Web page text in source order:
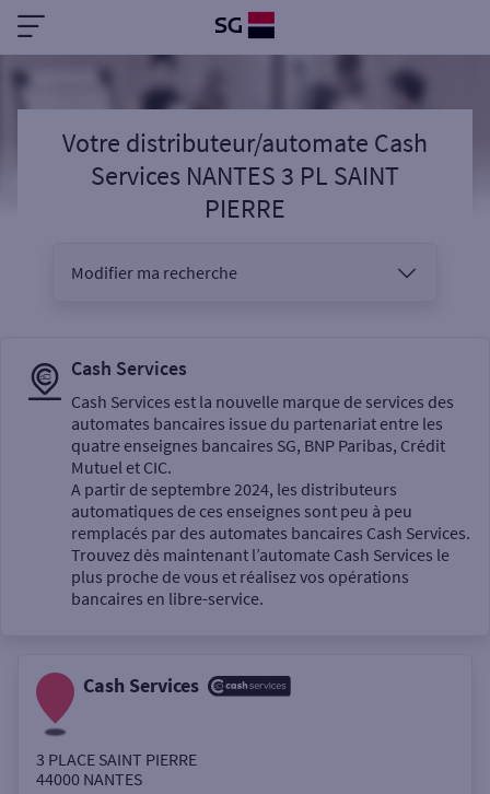
Votre distributeur/automate Cash
Services NANTES 3 PL SAINT
PIERRE
Modifier ma recherche
Sélectionnez votre recherche
Un service
Autour de moi
Cash Services
Cash Services est la nouvelle marque de services des
automates bancaires issue du partenariat entre les
quatre enseignes bancaires SG, BNP Paribas, Crédit
Mutuel et CIC.
A partir de septembre 2024, les distributeurs
automatiques de ces enseignes sont peu à peu
remplacés par des automates bancaires Cash Services.
Trouvez dès maintenant l’automate Cash Services le
plus proche de vous et réalisez vos opérations
bancaires en libre-service.
Cash Services
3 PLACE SAINT PIERRE
44000 NANTES